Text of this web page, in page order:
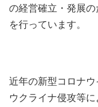
の経営確立・発展
を行っています。
近年の新型コロナ
ウクライナ侵攻等